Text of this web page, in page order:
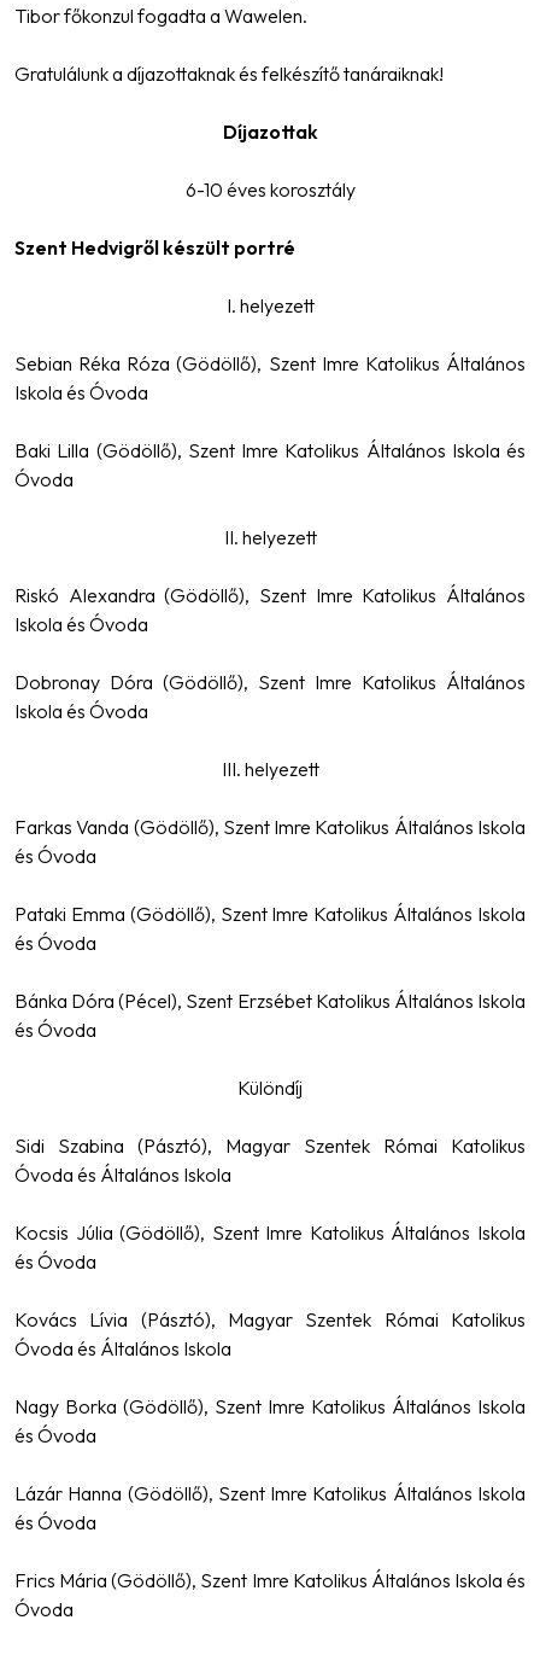
Tibor főkonzul fogadta a Wawelen.
Gratulálunk a díjazottaknak és felkészítő tanáraiknak!
Díjazottak
6-10 éves korosztály
Szent Hedvigről készült portré
I. helyezett
Sebian Réka Róza (Gödöllő), Szent Imre Katolikus Általános
Iskola és Óvoda
Baki Lilla (Gödöllő), Szent Imre Katolikus Általános Iskola és
Óvoda
II. helyezett
Riskó Alexandra (Gödöllő), Szent Imre Katolikus Általános
Iskola és Óvoda
Dobronay Dóra (Gödöllő), Szent Imre Katolikus Általános
Iskola és Óvoda
III. helyezett
Farkas Vanda (Gödöllő), Szent Imre Katolikus Általános Iskola
és Óvoda
Pataki Emma (Gödöllő), Szent Imre Katolikus Általános Iskola
és Óvoda
Bánka Dóra (Pécel), Szent Erzsébet Katolikus Általános Iskola
és Óvoda
Különdíj
Sidi Szabina (Pásztó), Magyar Szentek Római Katolikus
Óvoda és Általános Iskola
Kocsis Júlia (Gödöllő), Szent Imre Katolikus Általános Iskola
és Óvoda
Kovács Lívia (Pásztó), Magyar Szentek Római Katolikus
Óvoda és Általános Iskola
Nagy Borka (Gödöllő), Szent Imre Katolikus Általános Iskola
és Óvoda
Lázár Hanna (Gödöllő), Szent Imre Katolikus Általános Iskola
és Óvoda
Frics Mária (Gödöllő), Szent Imre Katolikus Általános Iskola és
Óvoda